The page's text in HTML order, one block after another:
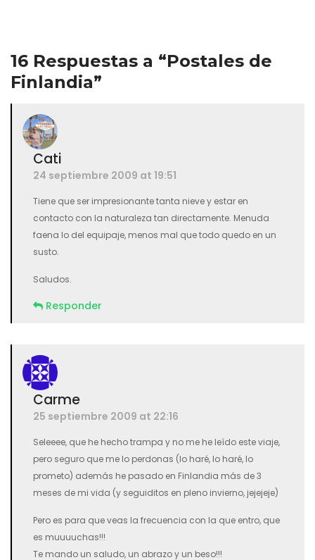
16 Respuestas a “Postales de
Finlandia”
Cati
24 septiembre 2009 at 19:51
Tiene que ser impresionante tanta nieve y estar en
contacto con la naturaleza tan directamente. Menuda
faena lo del equipaje, menos mal que todo quedo en un
susto.
Saludos.
Responder
Carme
25 septiembre 2009 at 22:16
Seleeee, que he hecho trampa y no me he leído este viaje,
pero seguro que me lo perdonas (lo haré, lo haré, lo
prometo) además he pasado en Finlandia más de 3
meses de mi vida (y seguiditos en pleno invierno, jejejeje)
Pero es para que veas la frecuencia con la que entro, que
es muuuuchas!!!
Te mando un saludo, un abrazo y un beso!!!